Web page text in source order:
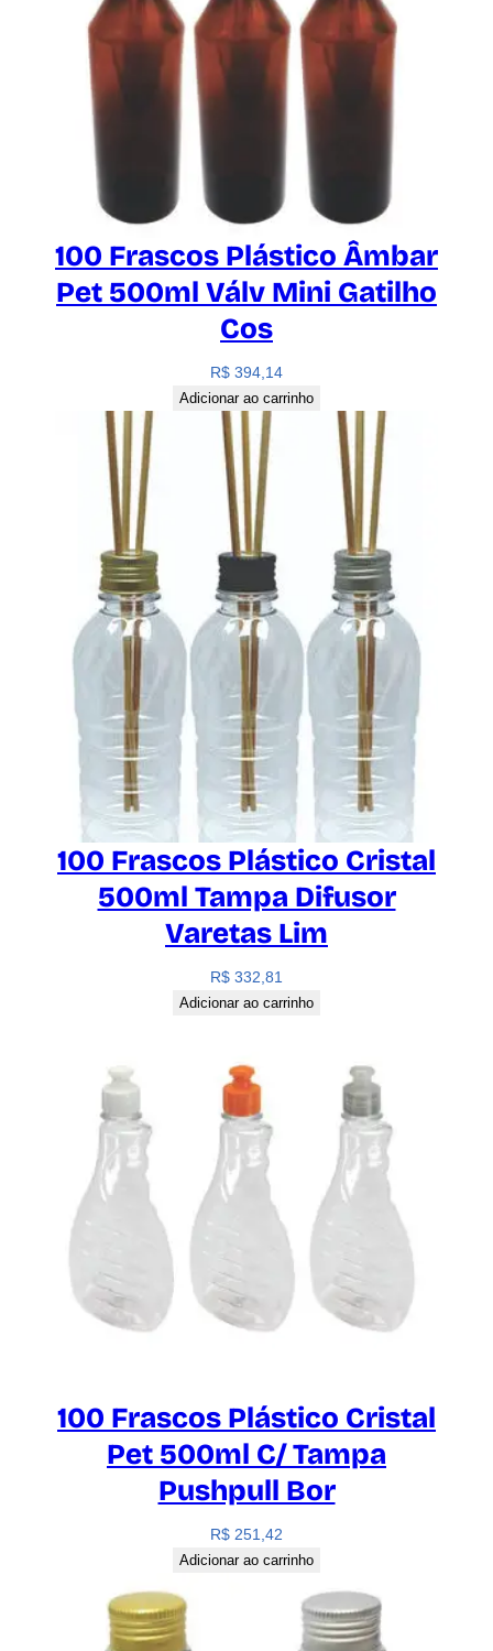
100 Frascos Plástico Âmbar
Pet 500ml Válv Mini Gatilho
Cos
R$ 394,14
Adicionar ao carrinho
100 Frascos Plástico Cristal
500ml Tampa Difusor
Varetas Lim
R$ 332,81
Adicionar ao carrinho
100 Frascos Plástico Cristal
Pet 500ml C/ Tampa
Pushpull Bor
R$ 251,42
Adicionar ao carrinho